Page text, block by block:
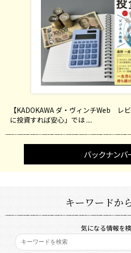
【KADOKAWA ダ・ヴィンチWeb レ
に投資すれば安心」では ....
バックナンバ
キーワードか
気になる情報を